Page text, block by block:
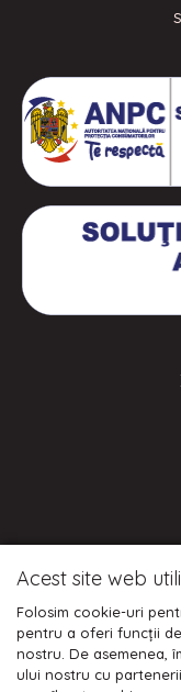
Acest site web
Folosim cookie-uri
pentru a oferi funcții
nostru. De asemenea,
ului nostru cu